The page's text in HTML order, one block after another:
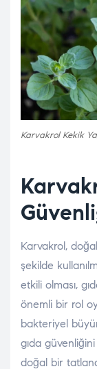
Karvakrol Kekik
Karvakrol,
şekilde
etkili olması,
önemli bir rol
bakteriyel
gıda
doğal bir